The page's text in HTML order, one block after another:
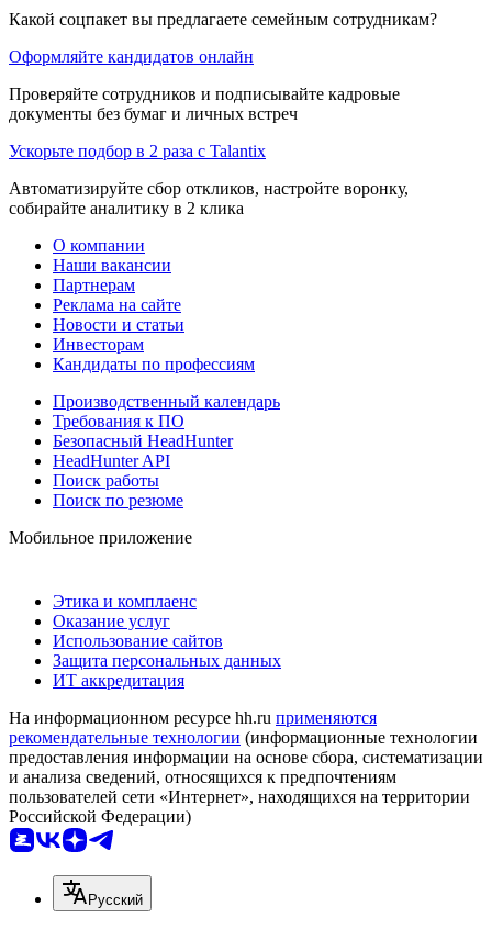
Какой соцпакет вы предлагаете семейным сотрудникам?
Оформляйте кандидатов онлайн
Проверяйте сотрудников и подписывайте кадровые
документы без бумаг и личных встреч
Ускорьте подбор в 2 раза с Talantix
Автоматизируйте сбор откликов, настройте воронку,
собирайте аналитику в 2 клика
О компании
Наши вакансии
Партнерам
Реклама на сайте
Новости и статьи
Инвесторам
Кандидаты по профессиям
Производственный календарь
Требования к ПО
Безопасный HeadHunter
HeadHunter API
Поиск работы
Поиск по резюме
Мобильное приложение
Этика и комплаенс
Оказание услуг
Использование сайтов
Защита персональных данных
ИТ аккредитация
На информационном ресурсе hh.ru применяются
рекомендательные технологии (информационные технологии
предоставления информации на основе сбора, систематизации
и анализа сведений, относящихся к предпочтениям
пользователей сети «Интернет», находящихся на территории
Российской Федерации)
Русский